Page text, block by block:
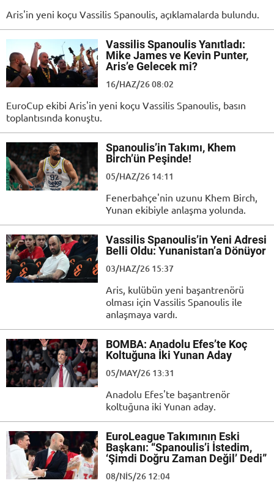
Aris'in yeni koçu Vassilis Spanoulis, açıklamalarda bulundu.
Vassilis Spanoulis Yanıtladı:
Mike James ve Kevin Punter,
Aris’e Gelecek mi?
16/HAZ/26 08:02
EuroCup ekibi Aris'in yeni koçu Vassilis Spanoulis, basın
toplantısında konuştu.
Spanoulis’in Takımı, Khem
Birch’ün Peşinde!
05/HAZ/26 14:11
Fenerbahçe'nin uzunu Khem Birch,
Yunan ekibiyle anlaşma yolunda.
Vassilis Spanoulis’in Yeni Adresi
Belli Oldu: Yunanistan’a Dönüyor
03/HAZ/26 15:37
Aris, kulübün yeni başantrenörü
olması için Vassilis Spanoulis ile
anlaşmaya vardı.
BOMBA: Anadolu Efes’te Koç
Koltuğuna İki Yunan Aday
05/MAY/26 13:31
Anadolu Efes'te başantrenör
koltuğuna iki Yunan aday.
EuroLeague Takımının Eski
Başkanı: “Spanoulis’i İstedim,
‘Şimdi Doğru Zaman Değil’ Dedi”
08/NIS/26 12:04